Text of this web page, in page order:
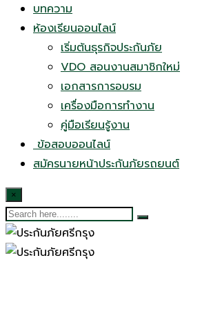
บทความ
ห้องเรียนออนไลน์
เริ่มต้นธุรกิจประกันภัย
VDO สอนงานสมาชิกใหม่
เอกสารการอบรม
เครื่องมือการทำงาน
คู่มือเรียนรู้งาน
ข้อสอบออนไลน์
สมัครนายหน้าประกันภัยรถยนต์
×